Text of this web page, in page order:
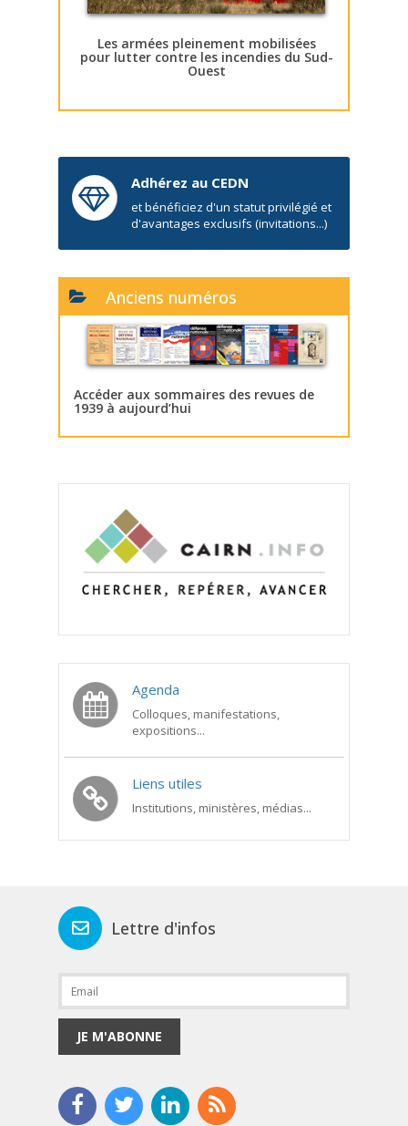
Les armées pleinement mobilisées
pour lutter contre les incendies du Sud-
Ouest
Adhérez au CEDN
et bénéficiez d'un statut privilégié et
d'avantages exclusifs (invitations...)
Anciens numéros
Accéder aux sommaires des revues de
1939 à aujourd’hui
Agenda
Colloques, manifestations,
expositions...
Liens utiles
Institutions, ministères, médias...
Lettre d'infos
JE M'ABONNE